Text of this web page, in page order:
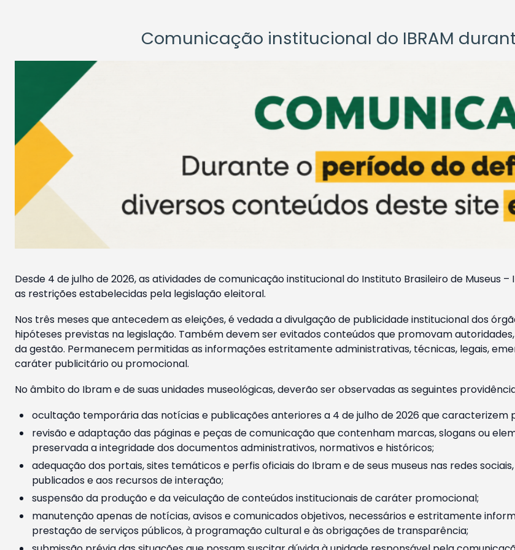
Comunicação institucional do IBRAM
Desde 4 de julho de 2026, as atividades de comunicação institucional do Instituto Brasileiro de Museus
as restrições estabelecidas pela legislação eleitoral.
Nos três meses que antecedem as eleições, é vedada a divulgação de publicidade institucional dos
hipóteses previstas na legislação. Também devem ser evitados conteúdos que promovam
da gestão. Permanecem permitidas as informações estritamente administrativas, técnicas, legais,
caráter publicitário ou promocional.
No âmbito do Ibram e de suas unidades museológicas, deverão ser observadas as seguintes
ocultação temporária das notícias e publicações anteriores a 4 de julho de 2026 que caracterizem
revisão e adaptação das páginas e peças de comunicação que contenham marcas, slogans ou
preservada a integridade dos documentos administrativos, normativos e históricos;
adequação dos portais, sites temáticos e perfis oficiais do Ibram e de seus museus nas redes
publicados e aos recursos de interação;
suspensão da produção e da veiculação de conteúdos institucionais de caráter promocional;
manutenção apenas de notícias, avisos e comunicados objetivos, necessários e estritamente
prestação de serviços públicos, à programação cultural e às obrigações de transparência;